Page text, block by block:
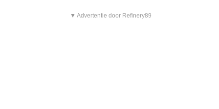
▼ Advertentie door Refinery89